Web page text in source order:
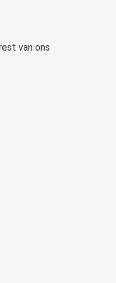
van ons